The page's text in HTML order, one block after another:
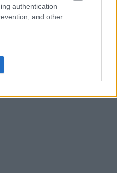
authentication
and other